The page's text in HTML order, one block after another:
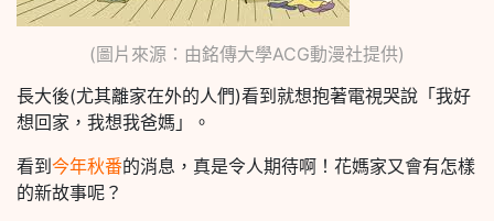
(圖片來源：由銘傳大學ACG動漫社提供)
長大後(尤其離家在外的人們)看到就想抱著電視哭說「我好
想回家，我想我爸媽」。
看到今年秋番的消息，真是令人期待啊！花媽家又會有怎樣
的新故事呢？